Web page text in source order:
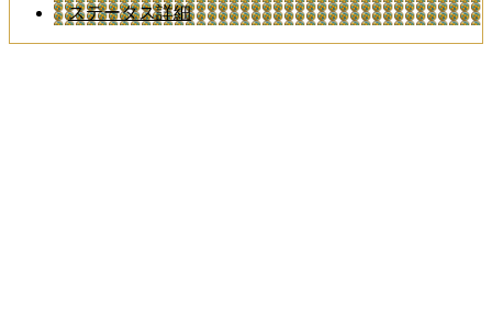
ステータス詳細